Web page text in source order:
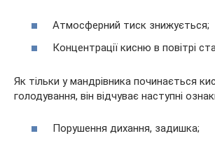
Атмосферний тиск знижується;
Концентрації кисню в повітрі
Як тільки у мандрівника починається
голодування, він відчуває наступні
Порушення дихання, задишка;